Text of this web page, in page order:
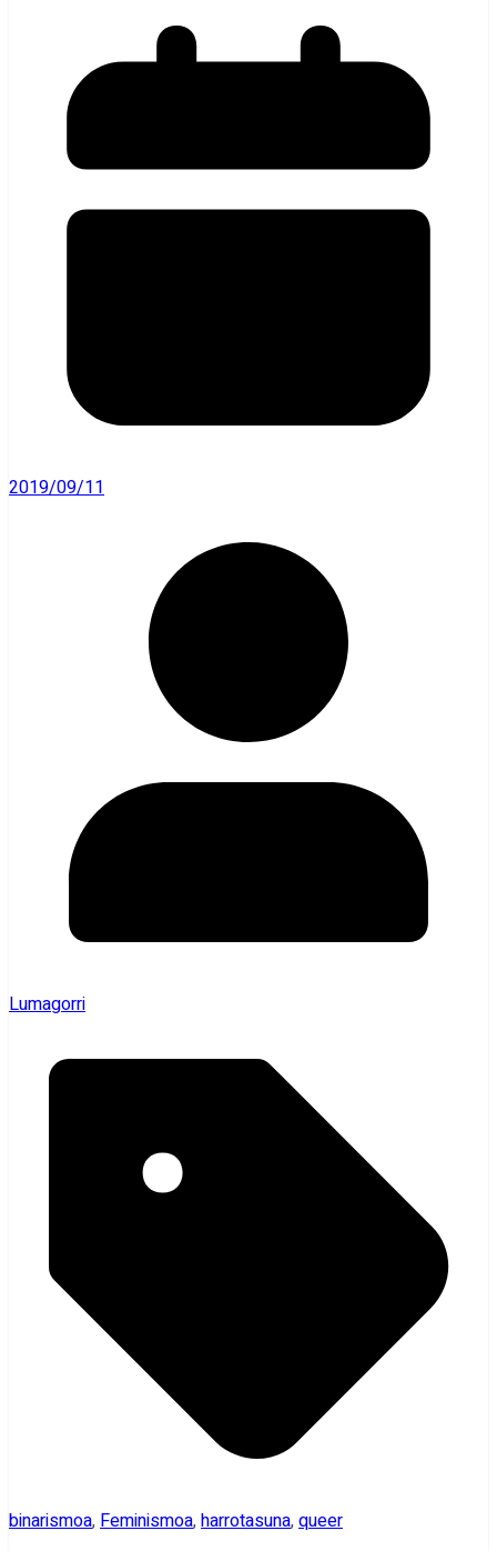
2019/09/11
Lumagorri
binarismoa,Feminismoa,harrotasuna,queer